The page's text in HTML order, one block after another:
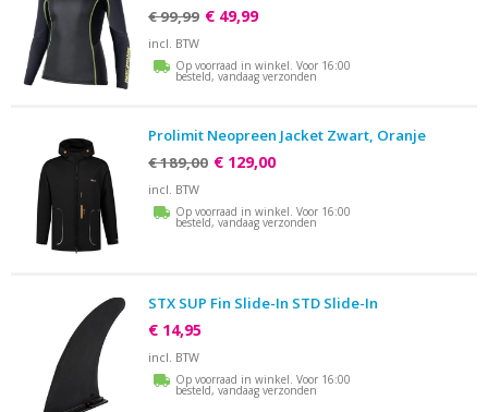
€ 99,99 € 49,99
incl. BTW
Op voorraad in winkel. Voor 16:00
besteld, vandaag verzonden
Prolimit Neopreen Jacket Zwart, Oranje
€ 189,00 € 129,00
incl. BTW
Op voorraad in winkel. Voor 16:00
besteld, vandaag verzonden
STX SUP Fin Slide-In STD Slide-In
€ 14,95
incl. BTW
Op voorraad in winkel. Voor 16:00
besteld, vandaag verzonden